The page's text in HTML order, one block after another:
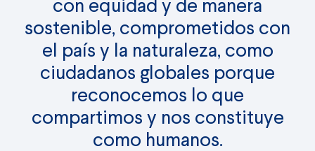
sostenible, comprometidos con
el país y la naturaleza, como
ciudadanos globales porque
reconocemos lo que
compartimos y nos constituye
como humanos.